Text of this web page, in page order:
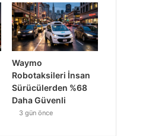
Waymo
Robotaksileri İnsan
Sürücülerden %68
Daha Güvenli
3 gün önce